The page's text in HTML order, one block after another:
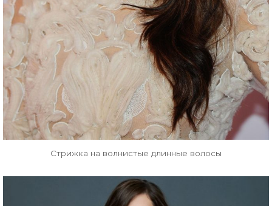
Стрижка на волнистые длинные волосы